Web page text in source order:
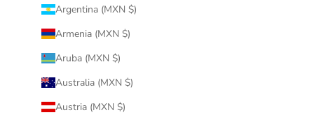
Argentina (MXN $)
Armenia (MXN $)
Aruba (MXN $)
Australia (MXN $)
Austria (MXN $)